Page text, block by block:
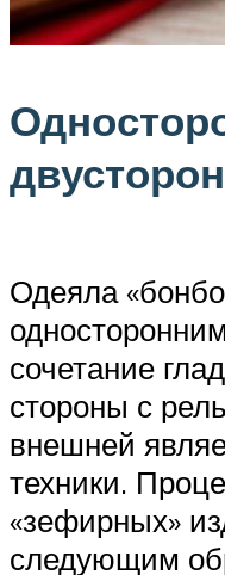
Одеяла
сочетание
стороны с
внешней
техники.
«зефирных»
следующим